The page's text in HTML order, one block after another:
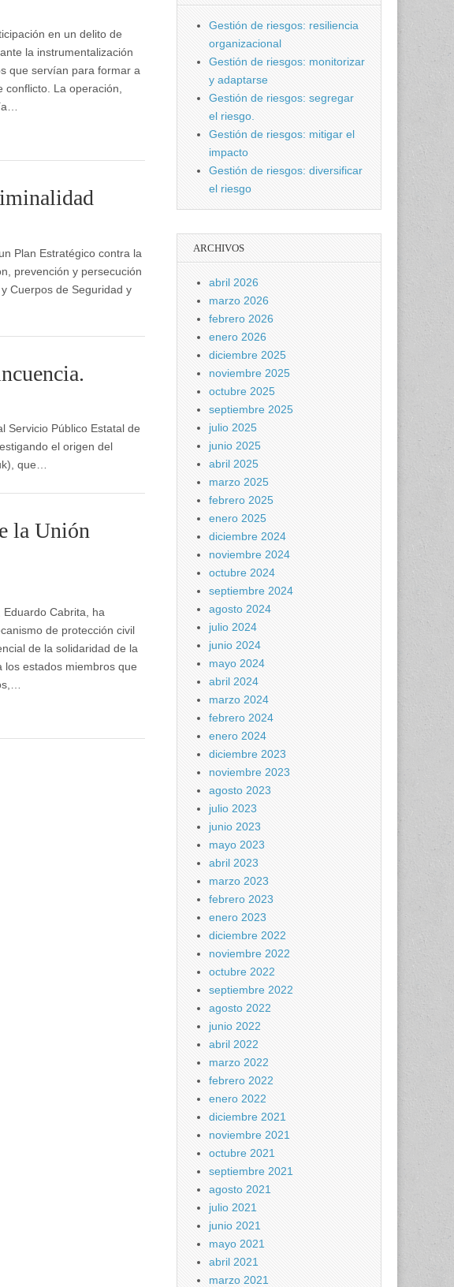
en un delito de
la instrumentalización
que servían para formar a
conflicto. La operación,
Plan Estratégico contra la
prevención y persecución
Cuerpos de Seguridad y
Servicio Público Estatal de
el origen del
que…
la Unión
Cabrita, ha
de protección civil
de la solidaridad de la
los estados miembros que
Gestión de riesgos: resiliencia
organizacional
Gestión de riesgos: monitorizar
y adaptarse
Gestión de riesgos: segregar
el riesgo.
Gestión de riesgos: mitigar el
impacto
Gestión de riesgos: diversificar
el riesgo
ARCHIVOS
abril 2026
marzo 2026
febrero 2026
enero 2026
diciembre 2025
noviembre 2025
octubre 2025
septiembre 2025
julio 2025
junio 2025
abril 2025
marzo 2025
febrero 2025
enero 2025
diciembre 2024
noviembre 2024
octubre 2024
septiembre 2024
agosto 2024
julio 2024
junio 2024
mayo 2024
abril 2024
marzo 2024
febrero 2024
enero 2024
diciembre 2023
noviembre 2023
agosto 2023
julio 2023
junio 2023
mayo 2023
abril 2023
marzo 2023
febrero 2023
enero 2023
diciembre 2022
noviembre 2022
octubre 2022
septiembre 2022
agosto 2022
junio 2022
abril 2022
marzo 2022
febrero 2022
enero 2022
diciembre 2021
noviembre 2021
octubre 2021
septiembre 2021
agosto 2021
julio 2021
junio 2021
mayo 2021
abril 2021
marzo 2021